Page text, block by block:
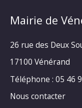
Mairie de
26 rue des Deux
17100 Vénérand
Téléphone : 05 46
Nous contacter